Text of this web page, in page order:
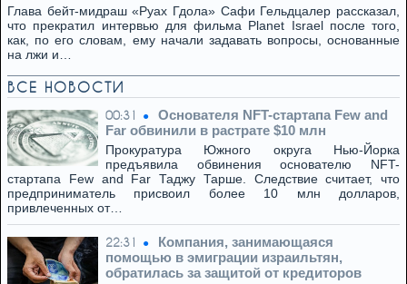
Глава бейт-мидраш «Руах Гдола» Сафи Гельдцалер рассказал,
что прекратил интервью для фильма Planet Israel после того,
как, по его словам, ему начали задавать вопросы, основанные
на лжи и…
ВСЕ НОВОСТИ
00:31
Основателя NFT-стартапа Few and
Far обвинили в растрате $10 млн
Прокуратура Южного округа Нью-Йорка
предъявила обвинения основателю NFT-
стартапа Few and Far Таджу Тарше. Следствие считает, что
предприниматель присвоил более 10 млн долларов,
привлеченных от…
22:31
Компания, занимающаяся
помощью в эмиграции израильтян,
обратилась за защитой от кредиторов